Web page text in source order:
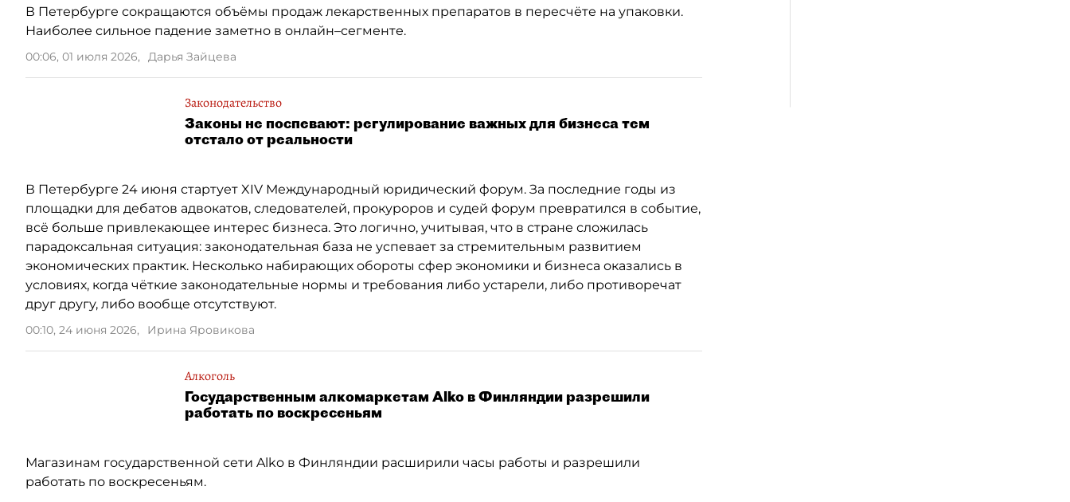
В Петербурге сокращаются объёмы продаж лекарственных препаратов в пересчёте на упаковки.
Наиболее сильное падение заметно в онлайн–сегменте.
00:06, 01 июля 2026, Дарья Зайцева
Законодательство
Законы не поспевают: регулирование важных для бизнеса тем
отстало от реальности
В Петербурге 24 июня стартует XIV Международный юридический форум. За последние годы из
площадки для дебатов адвокатов, следователей, прокуроров и судей форум превратился в событие,
всё больше привлекающее интерес бизнеса. Это логично, учитывая, что в стране сложилась
парадоксальная ситуация: законодательная база не успевает за стремительным развитием
экономических практик. Несколько набирающих обороты сфер экономики и бизнеса оказались в
условиях, когда чёткие законодательные нормы и требования либо устарели, либо противоречат
друг другу, либо вообще отсутствуют.
00:10, 24 июня 2026, Ирина Яровикова
Алкоголь
Государственным алкомаркетам Alko в Финляндии разрешили
работать по воскресеньям
Магазинам государственной сети Alko в Финляндии расширили часы работы и разрешили
работать по воскресеньям.